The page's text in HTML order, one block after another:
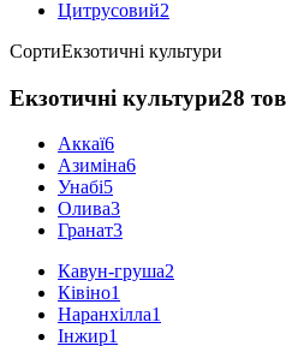
Цитрусовий2
СортиЕкзотичні культури
Екзотичні культури28
Аккаї6
Азиміна6
Унабі5
Олива3
Гранат3
Кавун-груша2
Ківіно1
Наранхілла1
Інжир1